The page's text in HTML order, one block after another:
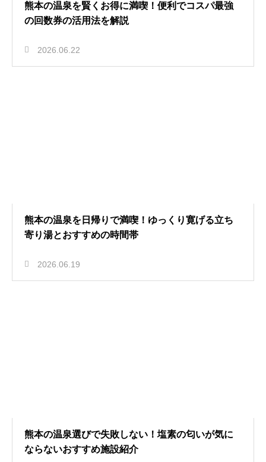
熊本の温泉を賢くお得に満喫！便利でコスパ最強
の回数券の活用法を解説
2026.06.22
熊本の温泉を日帰りで満喫！ゆっくり寛げる立ち
寄り湯とおすすめの時間帯
2026.06.19
熊本の温泉選びで失敗しない！塩素の匂いが気に
ならないおすすめ施設紹介